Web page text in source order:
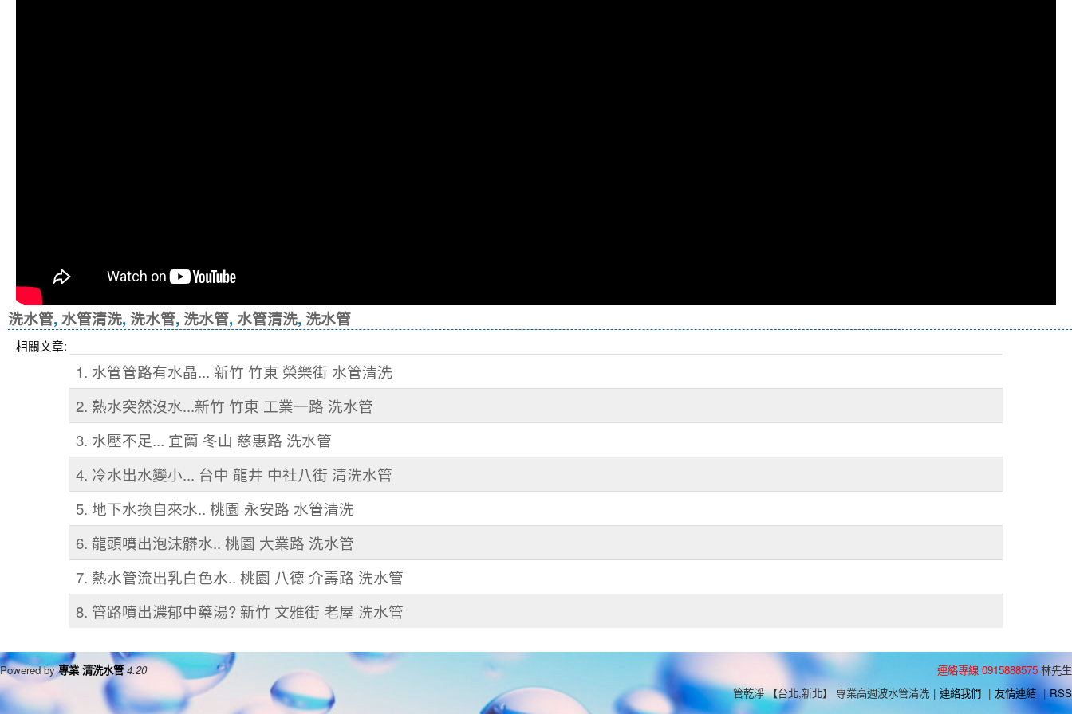
洗水管, 水管清洗, 洗水管, 洗水管, 水管清洗, 洗水管
相關文章:
1. 水管管路有水晶... 新竹 竹東 榮樂街 水管清洗
2. 熱水突然沒水...新竹 竹東 工業一路 洗水管
3. 水壓不足... 宜蘭 冬山 慈惠路 洗水管
4. 冷水出水變小... 台中 龍井 中社八街 清洗水管
5. 地下水換自來水.. 桃園 永安路 水管清洗
6. 龍頭噴出泡沫髒水.. 桃園 大業路 洗水管
7. 熱水管流出乳白色水.. 桃園 八德 介壽路 洗水管
8. 管路噴出濃郁中藥湯? 新竹 文雅街 老屋 洗水管
連絡專線 0915888575 林先生
管乾淨 【台北,新北】 專業高週波水管清洗 | 連絡我們 | 友情連結 | RSS
Powered by專業 清洗水管 4.20